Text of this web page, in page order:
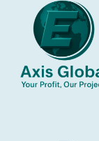
contenu